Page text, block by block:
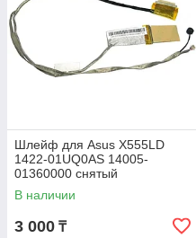
Шлейф для Asus X555LD
1422-01UQ0AS 14005-
01360000 снятый
В наличии
3 000 ₸